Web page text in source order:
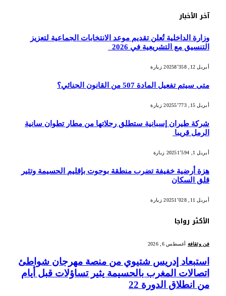
آخر الأخبار
وزارة الداخلية تُعلن تقديم موعد الانتخابات الجماعية لتعزيز
التنسيق مع التشريعية في 2026
أبريل 12, 2025 8٬358 زيارة
متى سيتم تفعيل المادة 507 من القانون الجنائي؟
أبريل 15, 2025 5٬773 زيارة
شركة طيران إسبانية ستطلق رحلاتها من مطار تطوان سانية
الرمل قريبا
أبريل 1, 2025 1٬594 زيارة
هزة أرضية خفيفة تضرب منطقة بوحوت بإقليم الحسيمة وتثير
قلق السكان
أبريل 11, 2025 1٬028 زيارة
الأكثر رواجا
فن وثقافة أغسطس 6, 2026
استبعاد إدريس شتيوي من منصة مهرجان شواطئ
اتصالات المغرب بالحسيمة يثير تساؤلات قبل أيام
من انطلاق الدورة 22